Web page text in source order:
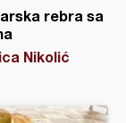
rebra sa
Nikolić